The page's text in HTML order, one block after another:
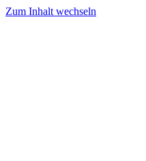
Zum Inhalt wechseln